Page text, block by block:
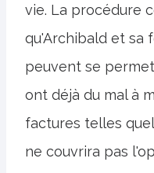
vie. La procédure
qu'Archibald et sa
peuvent se
ont déjà du mal à
factures telles
ne couvrira pas